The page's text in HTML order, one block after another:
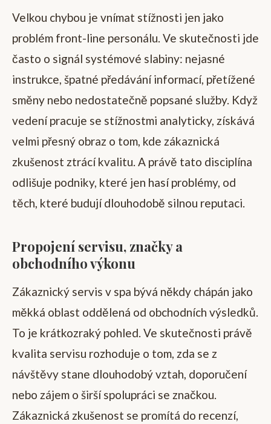
Velkou chybou je vnímat stížnosti jen jako
problém front-line personálu. Ve skutečnosti jde
často o signál systémové slabiny: nejasné
instrukce, špatné předávání informací, přetížené
směny nebo nedostatečně popsané služby. Když
vedení pracuje se stížnostmi analyticky, získává
velmi přesný obraz o tom, kde zákaznická
zkušenost ztrácí kvalitu. A právě tato disciplína
odlišuje podniky, které jen hasí problémy, od
těch, které budují dlouhodobě silnou reputaci.
Propojení servisu, značky a
obchodního výkonu
Zákaznický servis v spa bývá někdy chápán jako
měkká oblast oddělená od obchodních výsledků.
To je krátkozraký pohled. Ve skutečnosti právě
kvalita servisu rozhoduje o tom, zda se z
návštěvy stane dlouhodobý vztah, doporučení
nebo zájem o širší spolupráci se značkou.
Zákaznická zkušenost se promítá do recenzí,